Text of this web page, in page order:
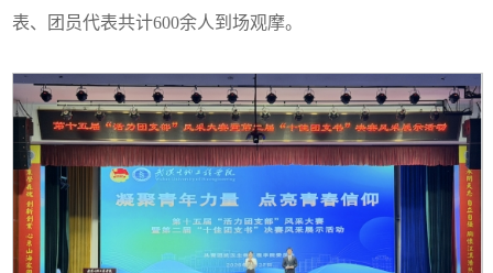
表、团员代表共计600余人到场观摩。